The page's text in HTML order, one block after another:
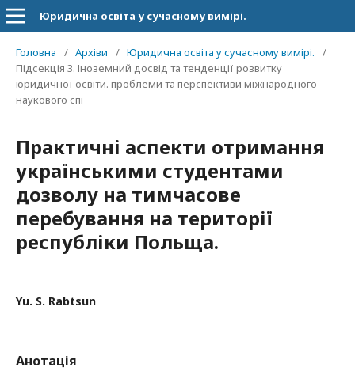
Юридична освіта у сучасному вимірі.
Головна / Архіви / Юридична освіта у сучасному вимірі.
/
Підсекція 3. Іноземний досвід та тенденції розвитку
юридичної освіти. проблеми та перспективи міжнародного
наукового спі
Практичні аспекти отримання
українськими студентами
дозволу на тимчасове
перебування на території
республіки Польща.
Yu. S. Rabtsun
Анотація